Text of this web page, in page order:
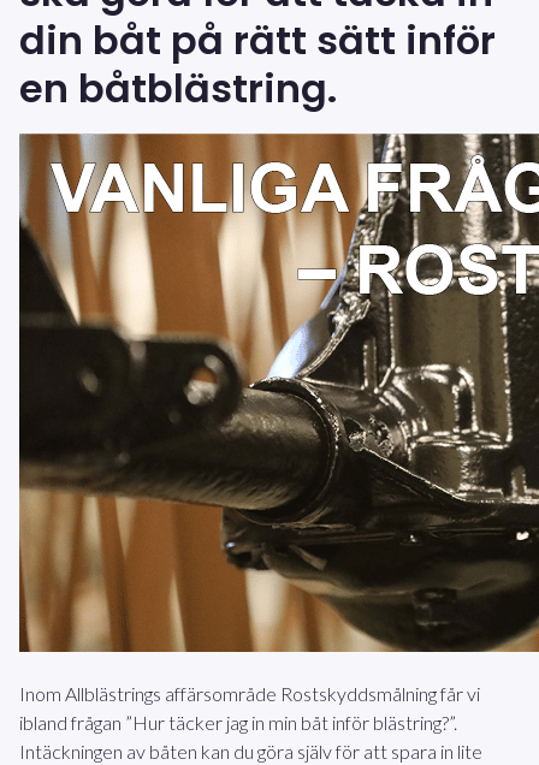
din båt på rätt sätt inför
en båtblästring.
Inom Allblästrings affärsområde Rostskyddsmålning får vi
ibland frågan ”Hur täcker jag in min båt inför blästring?”.
Intäckningen av båten kan du göra själv för att spara in lite